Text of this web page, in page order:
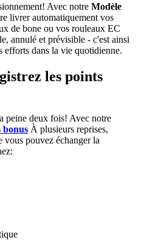
Avec notre Modèle
livrer automatiquement vos
de bone ou vos rouleaux EC
annulé et prévisible - c'est ainsi
efforts dans la vie quotidienne.
les points
peine deux fois! Avec notre
bonus À plusieurs reprises,
vous pouvez échanger la